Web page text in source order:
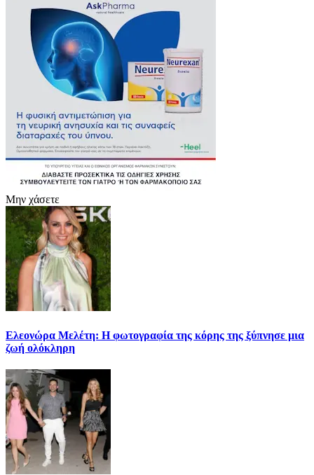
Μην χάσετε
Ελεονώρα Μελέτη: Η φωτογραφία της κόρης της ξύπνησε μια
ζωή ολόκληρη